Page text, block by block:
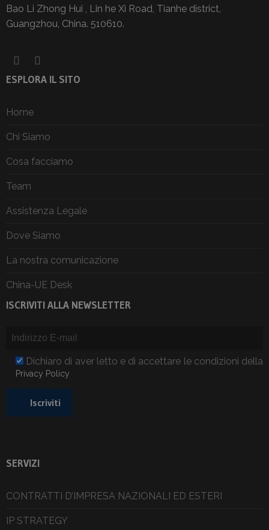
Bao Li Zhong Hui , Lin he Xi Road, Tianhe district,
Guangzhou, China. 510610.
ESPLORA IL SITO
Home
Chi Siamo
Cosa facciamo
Team
Assistenza Legale
Dove Siamo
La nostra comunicazione
China-UE Desk
ISCRIVITI ALLA NEWSLETTER
Dichiaro di aver letto e di accettare le condizioni della
Privacy Policy
SERVIZI
CONTRATTI D’IMPRESA NAZIONALI ED ESTERI
IP STRATEGY